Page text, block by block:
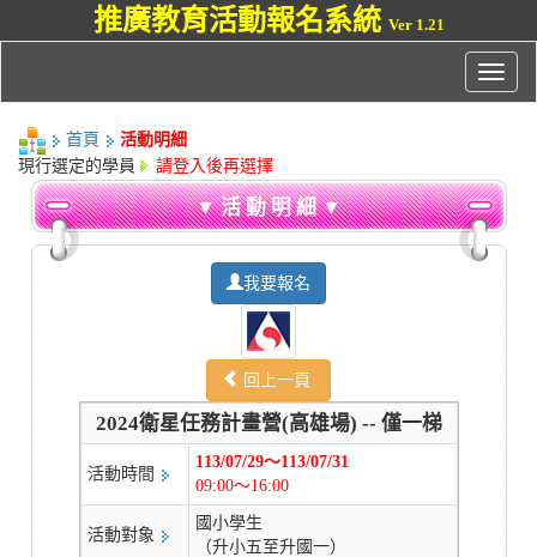
推廣教育活動報名系統 Ver 1.21
首頁
活動明細
現行選定的學員
請登入後再選擇
▼ 活 動 明 細 ▼
我要報名
回上一頁
2024衛星任務計畫營(高雄場) -- 僅一梯
活動時間
113/07/29～113/07/31
09:00～16:00
活動對象
國小學生
（升小五至升國一）